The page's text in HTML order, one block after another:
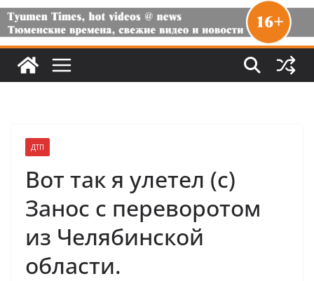
ДТП
Вот так я улетел (с)
Занос с переворотом
из Челябинской
области.